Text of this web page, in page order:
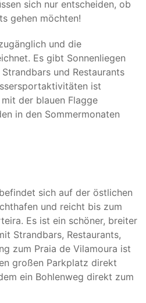
sich nur entscheiden, ob
gehen möchten!
und die
Es gibt Sonnenliegen
und Restaurants
ist
der blauen Flagge
in den Sommermonaten
sich auf der östlichen
und reicht bis zum
Es ist ein schöner, breiter
Strandbars, Restaurants,
zum Praia de Vilamoura ist
großen Parkplatz direkt
ein Bohlenweg direkt zum